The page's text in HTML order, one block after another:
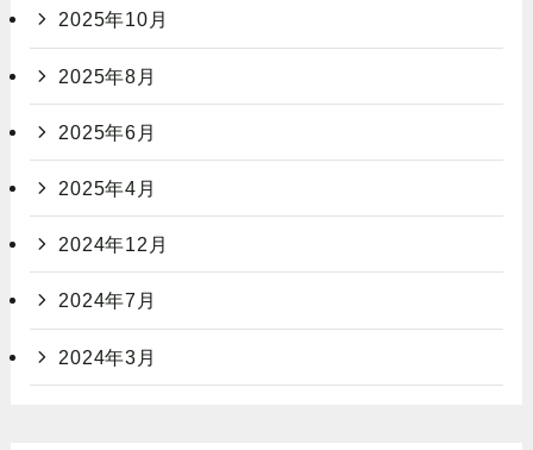
2025年10月
2025年8月
2025年6月
2025年4月
2024年12月
2024年7月
2024年3月